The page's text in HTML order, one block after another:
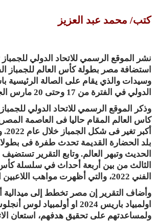
كتب/ محمد عبد العزيز
نشر الموقع الرسمي للاتحاد الدولي
استضافة مصر بطولة كأس العالم للجمباز
وسيدات والذي يقام على الصالة الرئيسية
الدولي في الفترة من 17 وحتى 20 مارس الجاري.
وذكر الموقع الرسمي للاتحاد الدولي
كاس العالم المقام حاليا فى العاصمة
بلد الحضارة القديمة تحدث طفرة فى
الحديث وتبهر العالم. وتابع التقرير
الثالث من بين أربعة أحداث في سلسلة كأس
الفني 2022، والتي أظهرت مواهب اللاعبين المصريين للعالم.
وأضاف التقرير إن مصر تخطط إلى ميدالية
ولمساعدتهم على تحقيق هدفهم، استعان